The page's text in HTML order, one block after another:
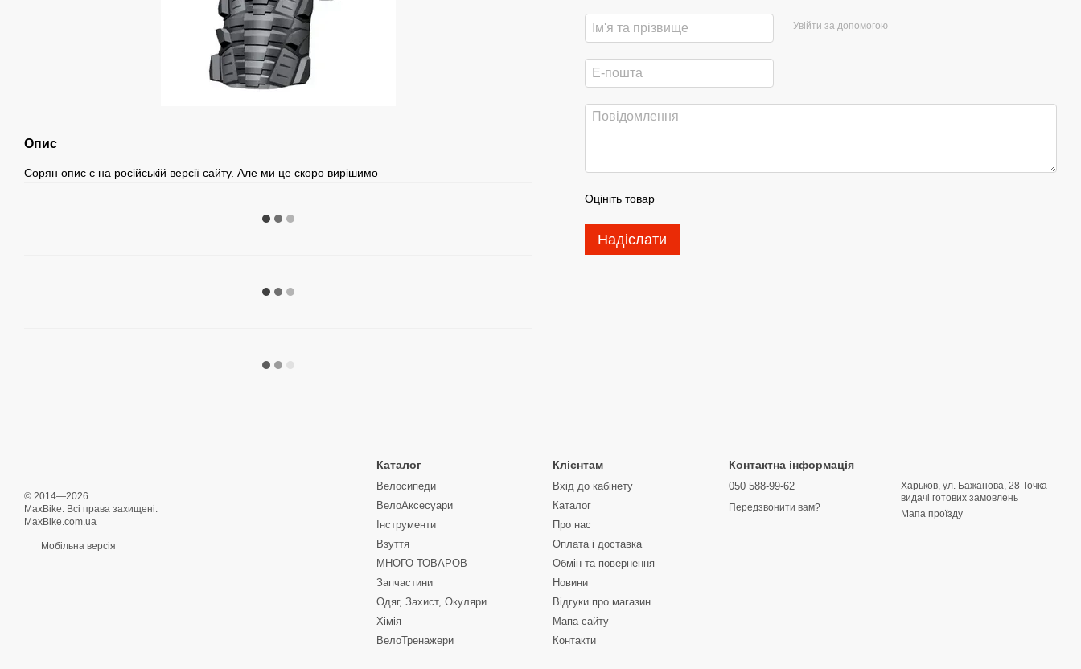
Опис
Сорян опис є на російській версії сайту. Але ми це скоро вирішимо
Увійти за допомогою
Оцініть товар
Надіслати
© 2014—2026
MaxBike. Всі права захищені.
MaxBike.com.ua
Мобільна версія
Каталог
Велосипеди
ВелоАксесуари
Інструменти
Взуття
МНОГО ТОВАРОВ
Запчастини
Одяг, Захист, Окуляри.
Хімія
ВелоТренажери
Клієнтам
Вхід до кабінету
Каталог
Про нас
Оплата і доставка
Обмін та повернення
Новини
Відгуки про магазин
Мапа сайту
Контакти
Контактна інформація
050 588-99-62
Передзвонити вам?
Харьков, ул. Бажанова, 28 Точка
видачі готових замовлень
Мапа проїзду